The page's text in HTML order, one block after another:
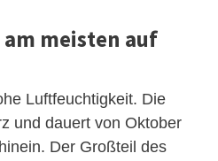
meisten auf
Luftfeuchtigkeit. Die
und dauert von Oktober
Der Großteil des